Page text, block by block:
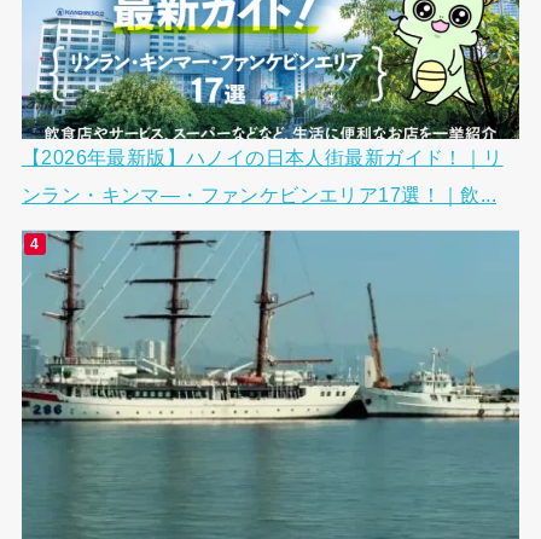
【2026年最新版】ハノイの日本人街最新ガイド！｜リ
ンラン・キンマ―・ファンケビンエリア17選！｜飲...